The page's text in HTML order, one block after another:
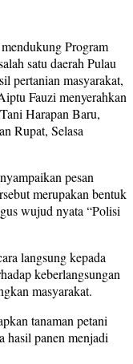
Program
satu daerah Pulau
pertanian masyarakat,
Fauzi menyerahkan
Harapan Baru,
Rupat, Selasa
pesan
merupakan bentuk
wujud nyata “Polisi
langsung kepada
keberlangsungan
masyarakat.
tanaman petani
hasil panen menjadi